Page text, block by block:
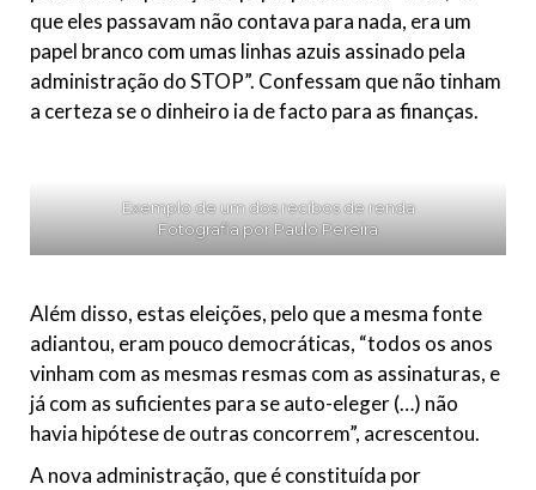
que eles passavam não contava para nada, era um
papel branco com umas linhas azuis assinado pela
administração do STOP”. Confessam que não tinham
a certeza se o dinheiro ia de facto para as finanças.
Exemplo de um dos recibos de renda
Fotografia por Paulo Pereira
Além disso, estas eleições, pelo que a mesma fonte
adiantou, eram pouco democráticas, “todos os anos
vinham com as mesmas resmas com as assinaturas, e
já com as suficientes para se auto-eleger (…) não
havia hipótese de outras concorrem”, acrescentou.
A nova administração, que é constituída por